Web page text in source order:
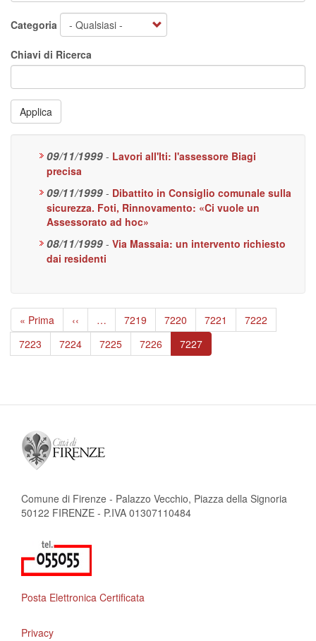
Categoria
Chiavi di Ricerca
Applica
09/11/1999 - Lavori all'Iti: l'assessore Biagi
precisa
09/11/1999 - Dibattito in Consiglio comunale sulla
sicurezza. Foti, Rinnovamento: «Ci vuole un
Assessorato ad hoc»
08/11/1999 - Via Massaia: un intervento richiesto
dai residenti
Paginazione
Prima
pagina
« Prima
Pagina
precedente
‹‹ … Page
7219 Page
7220 Page
7221 Page
7222
Page
7223 Page
7224 Page
7225 Page
7226
Pagina
attuale
7227
Comune di Firenze - Palazzo Vecchio, Piazza della Signoria
50122 FIRENZE - P.IVA 01307110484
Posta Elettronica Certificata
Privacy